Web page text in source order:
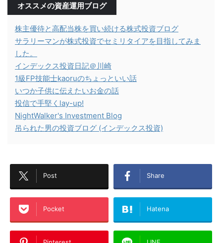
オススメの資産運用ブログ
株主優待と高配当株を買い続ける株式投資ブログ
サラリーマンが株式投資でセミリタイアを目指してみま
した。
インデックス投資日記＠川崎
1級FP技能士kaoruのちょっといい話
いつか子供に伝えたいお金の話
投信で手堅くlay-up!
NightWalker's Investment Blog
吊られた男の投資ブログ (インデックス投資)
Post Share
Pocket Hatena